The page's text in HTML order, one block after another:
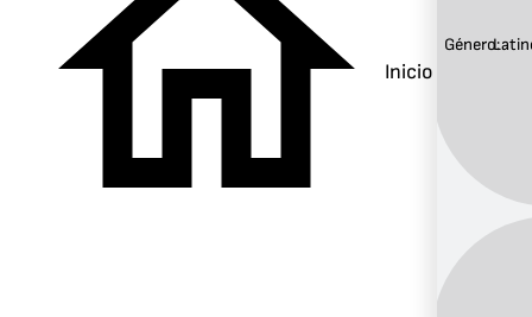
Inicio
Género: